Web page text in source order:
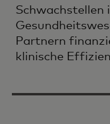
Schwachstellen
Partnern
klinische